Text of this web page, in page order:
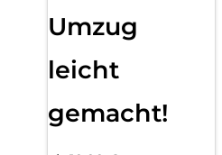
Umzug
leicht
gemacht!